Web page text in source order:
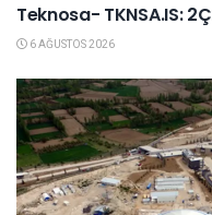
Teknosa- TKNSA.IS:
6 AĞUSTOS 2026